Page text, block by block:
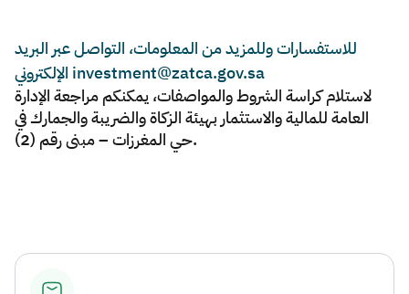
للاستفسارات وللمزيد من المعلومات، التواصل عبر البريد
الإلكتروني investment@zatca.gov.sa
لاستلام كراسة الشروط والمواصفات، يمكنكم مراجعة الإدارة
العامة للمالية والاستثمار بهيئة الزكاة والضريبة والجمارك في
حي المغرزات – مبنى رقم (2).